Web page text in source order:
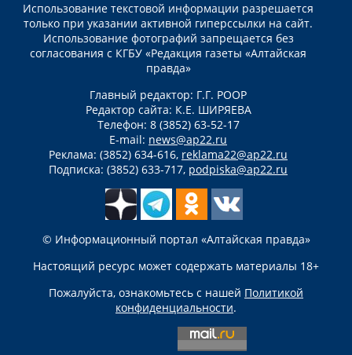
Использование текстовой информации разрешается
только при указании активной гиперссылки на сайт.
Использование фотографий запрещается без
согласования с КГБУ «Редакция газеты «Алтайская
правда»
Главный редактор: Г.Г. РООР
Редактор сайта: К.Е. ШИРЯЕВА
Телефон: 8 (3852) 63-52-17
E-mail: news@ap22.ru
Реклама: (3852) 634-616, reklama22@ap22.ru
Подписка: (3852) 633-717, podpiska@ap22.ru
© Информационный портал «Алтайская правда»
Настоящий ресурс может содержать материалы 18+
Пожалуйста, ознакомьтесь с нашей Политикой
конфиденциальности.